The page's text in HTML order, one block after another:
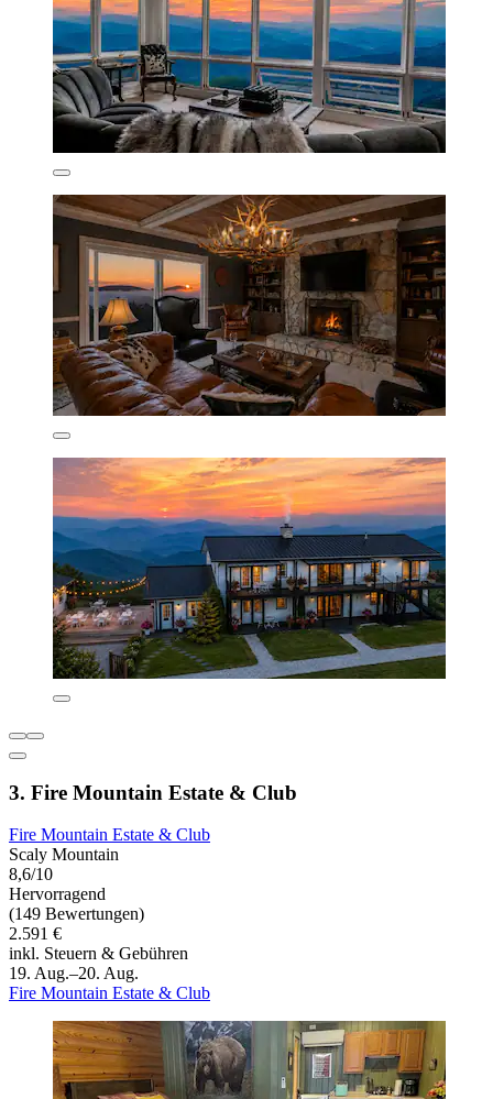
3. Fire Mountain Estate & Club
Fire Mountain Estate & Club
Scaly Mountain
8,6/10
Hervorragend
(149 Bewertungen)
2.591 €
inkl. Steuern & Gebühren
19. Aug.–20. Aug.
Fire Mountain Estate & Club